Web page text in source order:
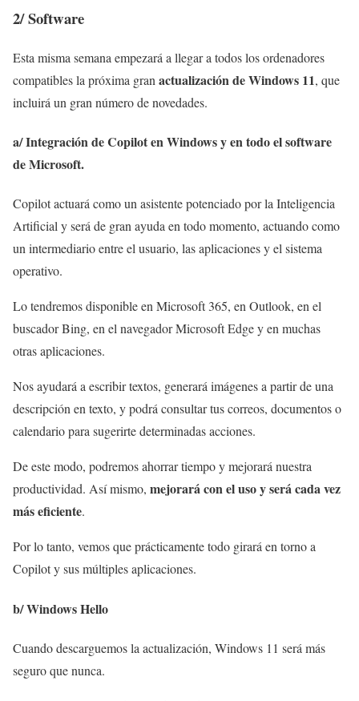
2/ Software
Esta misma semana empezará a llegar a todos los ordenadores
compatibles la próxima gran actualización de Windows 11, que
incluirá un gran número de novedades.
a/Integración de Copilot en Windows y en todo el software
de Microsoft.
Copilot actuará como un asistente potenciado por la Inteligencia
Artificial y será de gran ayuda en todo momento, actuando como
un intermediario entre el usuario, las aplicaciones y el sistema
operativo.
Lo tendremos disponible en Microsoft 365, en Outlook, en el
buscador Bing, en el navegador Microsoft Edge y en muchas
otras aplicaciones.
Nos ayudará a escribir textos, generará imágenes a partir de una
descripción en texto, y podrá consultar tus correos, documentos o
calendario para sugerirte determinadas acciones.
De este modo, podremos ahorrar tiempo y mejorará nuestra
productividad. Así mismo, mejorará con el uso y será cada vez
más eficiente.
Por lo tanto, vemos que prácticamente todo girará en torno a
Copilot y sus múltiples aplicaciones.
b/ Windows Hello
Cuando descarguemos la actualización, Windows 11 será más
seguro que nunca.